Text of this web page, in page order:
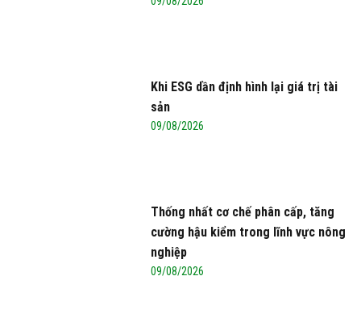
Khi ESG dần định hình lại giá trị tài
sản
09/08/2026
Thống nhất cơ chế phân cấp, tăng
cường hậu kiểm trong lĩnh vực nông
nghiệp
09/08/2026